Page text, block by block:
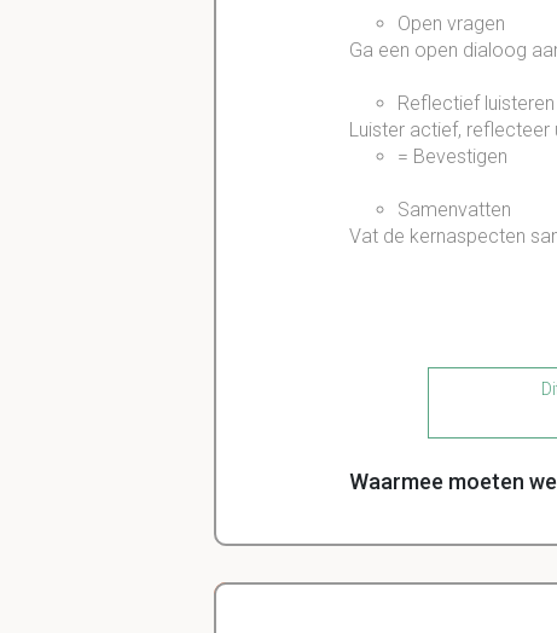
Open vragen
Ga een open dialoog
Reflectief luisteren
Luister actief, reflecteer
= Bevestigen
Samenvatten
Vat de kernaspecten
Waarmee moeten
opletten met